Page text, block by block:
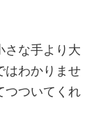
さな手より大
はわかりませ
つついてくれ